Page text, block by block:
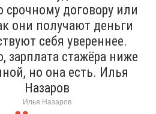
срочному договору или
они получают деньги
себя увереннее.
зарплата стажёра ниже
но она есть. Илья
Назаров
Илья Назаров